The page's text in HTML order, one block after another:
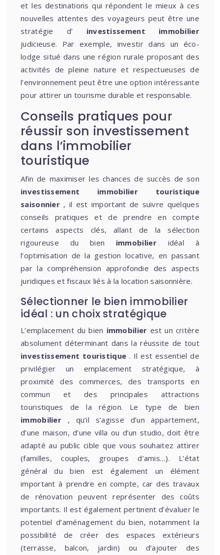
et les destinations qui répondent le mieux à ces
nouvelles attentes des voyageurs peut être une
stratégie d’ investissement immobilier
judicieuse. Par exemple, investir dans un éco-
lodge situé dans une région rurale proposant des
activités de pleine nature et respectueuses de
l’environnement peut être une option intéressante
pour attirer un tourisme durable et responsable.
Conseils pratiques pour
réussir son investissement
dans l’immobilier
touristique
Afin de maximiser les chances de succès de son
investissement immobilier touristique
saisonnier , il est important de suivre quelques
conseils pratiques et de prendre en compte
certains aspects clés, allant de la sélection
rigoureuse du bien immobilier idéal à
l’optimisation de la gestion locative, en passant
par la compréhension approfondie des aspects
juridiques et fiscaux liés à la location saisonnière.
Sélectionner le bien immobilier
idéal : un choix stratégique
L’emplacement du bien immobilier est un critère
absolument déterminant dans la réussite de tout
investissement touristique . Il est essentiel de
privilégier un emplacement stratégique, à
proximité des commerces, des transports en
commun et des principales attractions
touristiques de la région. Le type de bien
immobilier , qu’il s’agisse d’un appartement,
d’une maison, d’une villa ou d’un studio, doit être
adapté au public cible que vous souhaitez attirer
(familles, couples, groupes d’amis…). L’état
général du bien est également un élément
important à prendre en compte, car des travaux
de rénovation peuvent représenter des coûts
importants. Il est également pertinent d’évaluer le
potentiel d’aménagement du bien, notamment la
possibilité de créer des espaces extérieurs
(terrasse, balcon, jardin) ou d’ajouter des